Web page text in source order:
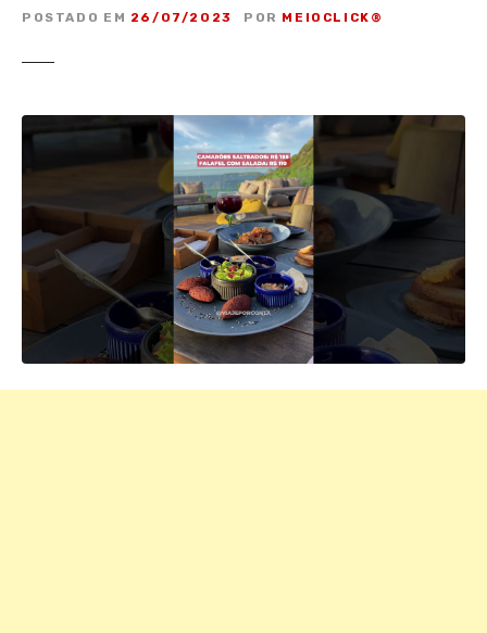
POSTADO EM 26/07/2023 POR MEIOCLICK®